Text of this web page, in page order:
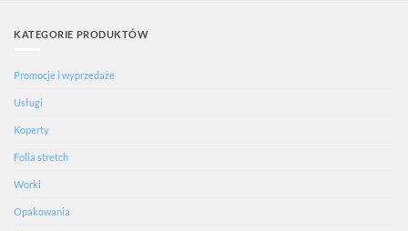
KATEGORIE PRODUKTÓW
Promocje i wyprzedaże
Usługi
Koperty
Folia stretch
Worki
Opakowania